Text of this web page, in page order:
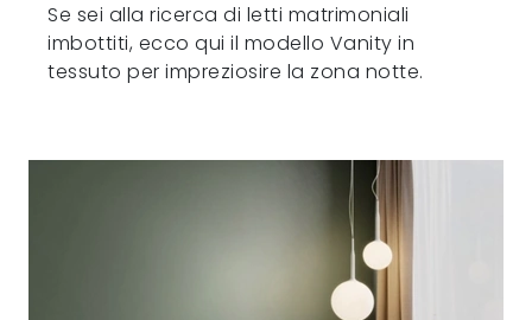
Se sei alla ricerca di letti matrimoniali
imbottiti, ecco qui il modello Vanity in
tessuto per impreziosire la zona notte.